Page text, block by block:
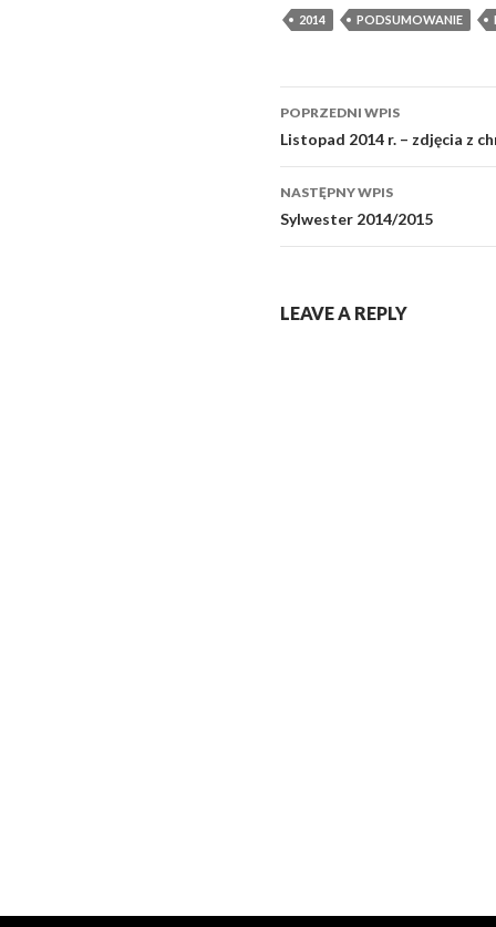
2014 PODSUMOWANIE
Zobacz
wpisy
POPRZEDNI WPIS
Listopad 2014 r. – zdjęcia z
NASTĘPNY WPIS
Sylwester 2014/2015
LEAVE A REPLY